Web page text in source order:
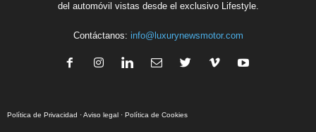
del automóvil vistas desde el exclusivo Lifestyle.
Contáctanos: info@luxurynewsmotor.com
Política de Privacidad ·Aviso legal · Política de Cookies